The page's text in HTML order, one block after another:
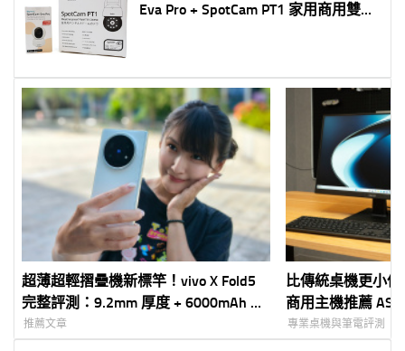
Eva Pro + SpotCam PT1 家用商用雙機
超薄超輕摺疊機新標竿！vivo X Fold5
完整評測：9.2mm 厚度 + 6000mAh 藍
海大電池 + 蔡司三鏡頭
推薦文章
比傳統桌機更小
商用主機推薦
Mini
專業桌機與筆電評測